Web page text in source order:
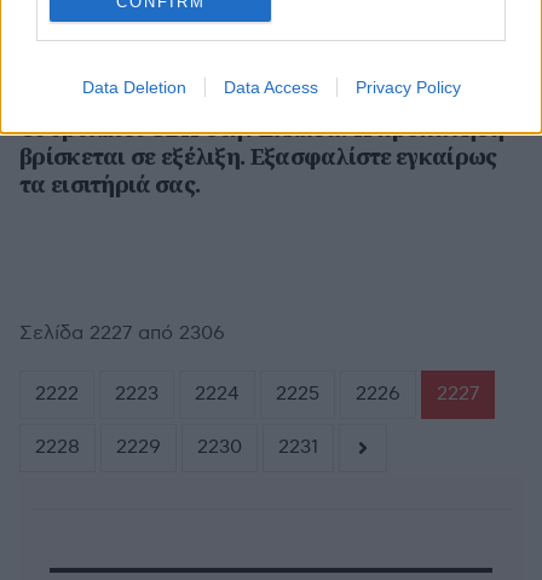
Data Deletion Data Access Privacy Policy
Oι θρυλικοί GBH στην Ελλάδα! Η προπώληση
βρίσκεται σε εξέλιξη. Εξασφαλίστε εγκαίρως
τα εισιτήριά σας.
Σελίδα 2227 από 2306
2222 2223 2224 2225 2226 2227
2228 2229 2230 2231